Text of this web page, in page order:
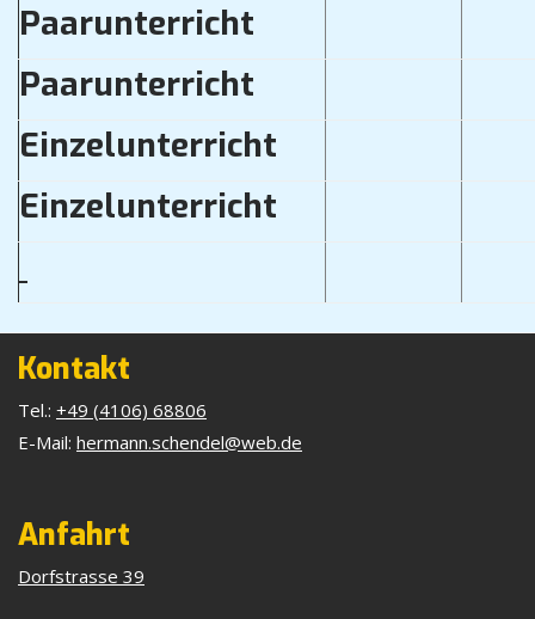
Paarunterricht
Paarunterricht
Einzelunterricht
Einzelunterricht
Kontakt
Tel.: +49 (4106) 68806
E-Mail: hermann.schendel@web.de
Anfahrt
Dorfstrasse 39